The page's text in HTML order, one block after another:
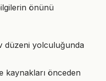
önünü
düzeni yolculuğunda
kaynakları önceden